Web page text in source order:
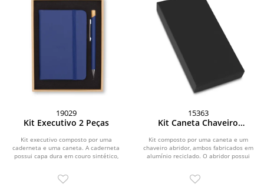
19029
Kit Executivo 2 Peças
Kit executivo composto por uma
caderneta e uma caneta. A caderneta
possui capa dura em couro sintético,
15363
Kit Caneta Chaveiro
Kit composto por uma caneta e um
chaveiro abridor, ambos fabricados em
alumínio reciclado. O abridor possui